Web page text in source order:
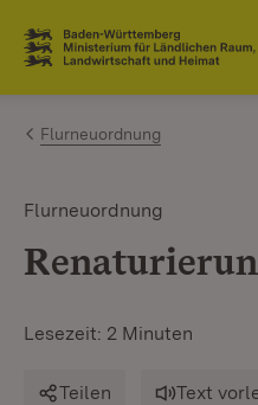
Zum Inhalt springen
Link zur Startseite
Flurneuordnung
Flurneuordnung
Lesezeit: 2 Minuten
Teilen Text